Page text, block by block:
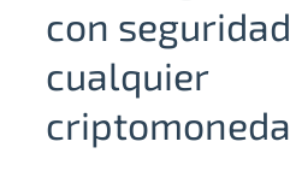
con seguridad
cualquier
criptomoneda